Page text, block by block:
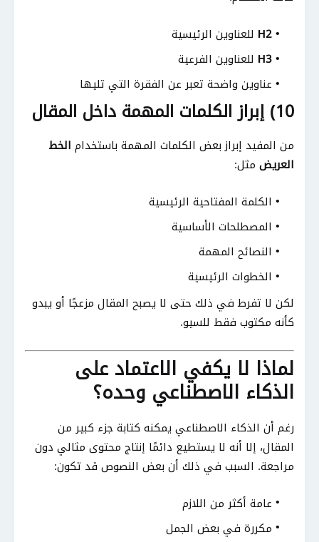
H2 للعناوين الرئيسية
H3 للعناوين الفرعية
عناوين واضحة تعبر عن الفقرة التي تليها
10) إبراز الكلمات المهمة داخل المقال
من المفيد إبراز بعض الكلمات المهمة باستخدام الخط
العريض مثل:
الكلمة المفتاحية الرئيسية
المصطلحات الأساسية
النصائح المهمة
الخطوات الرئيسية
لكن لا تفرط في ذلك حتى لا يصبح المقال مزعجًا أو يبدو
كأنه مكتوب فقط للسيو.
لماذا لا يكفي الاعتماد على
الذكاء الاصطناعي وحده؟
رغم أن الذكاء الاصطناعي يمكنه كتابة جزء كبير من
المقال، إلا أنه لا يستطيع دائمًا إنتاج محتوى مثالي دون
مراجعة. السبب في ذلك أن بعض النصوص قد تكون:
عامة أكثر من اللازم
مكررة في بعض الجمل